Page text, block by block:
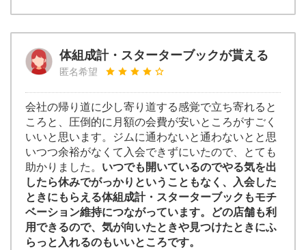
体組成計・スターターブックが貰える
匿名希望
会社の帰り道に少し寄り道する感覚で立ち寄れると
ころと、圧倒的に月額の会費が安いところがすごく
いいと思います。ジムに通わないと通わないとと思
いつつ余裕がなくて入会できずにいたので、とても
助かりました。 いつでも開いているのでやる気を出
したら休みでがっかりということもなく、入会した
ときにもらえる体組成計・スターターブックもモチ
ベーション維持につながっています。どの店舗も利
用できるので、気が向いたときや見つけたときにふ
らっと入れるのもいいところです。